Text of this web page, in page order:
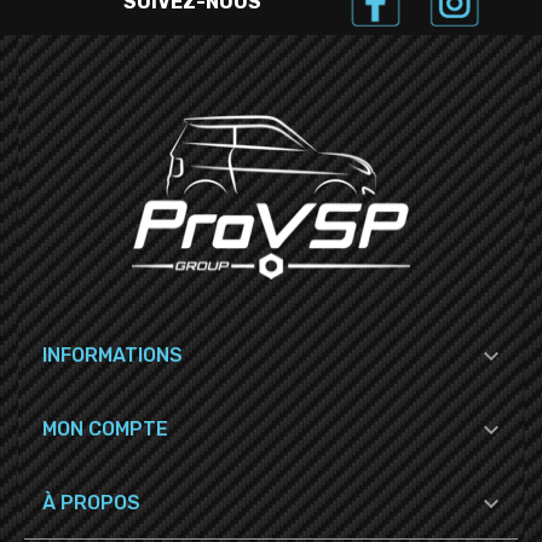
INFORMATIONS 
MON COMPTE 
À PROPOS 